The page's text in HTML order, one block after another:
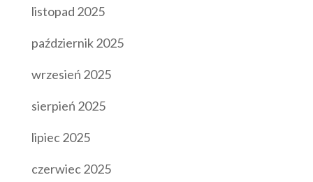
listopad 2025
październik 2025
wrzesień 2025
sierpień 2025
lipiec 2025
czerwiec 2025